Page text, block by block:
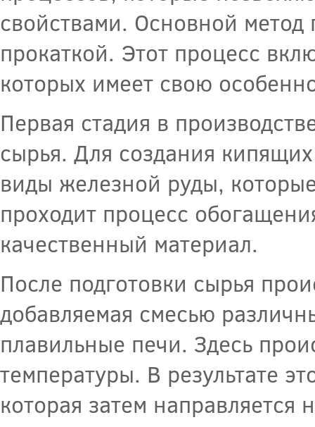
свойствами. Основной метод
прокаткой. Этот процесс
которых имеет свою
Первая стадия в
сырья. Для создания
виды железной руды,
проходит процесс
качественный материал.
После подготовки сырья
добавляемая смесью
плавильные печи. Здесь
температуры. В результате
которая затем